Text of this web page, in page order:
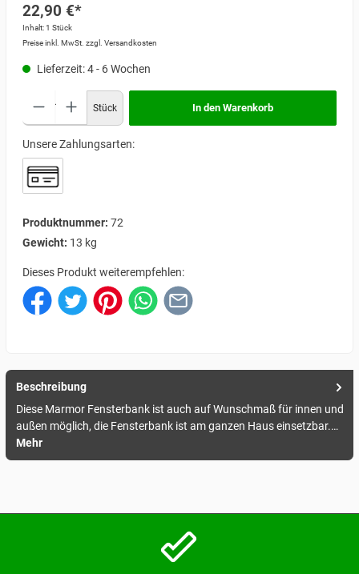
22,90 €*
Inhalt:1 Stück
Preise inkl. MwSt. zzgl. Versandkosten
Lieferzeit: 4 - 6 Wochen
Stück In den Warenkorb
Unsere Zahlungsarten:
Produktnummer: 72
Gewicht: 13 kg
Dieses Produkt weiterempfehlen:
Beschreibung
Diese Marmor Fensterbank ist auch auf Wunschmaß für innen und
außen möglich, die Fensterbank ist am ganzen Haus einsetzbar.…
Mehr